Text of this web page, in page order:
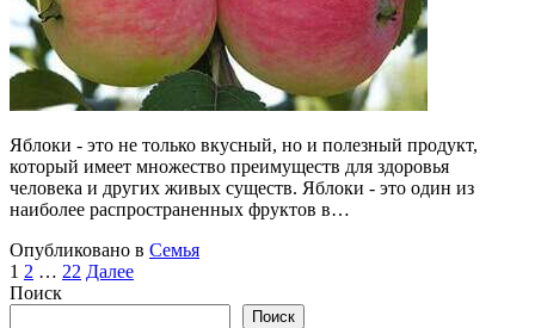
Яблоки - это не только вкусный, но и полезный продукт,
который имеет множество преимуществ для здоровья
человека и других живых существ. Яблоки - это один из
наиболее распространенных фруктов в…
Опубликовано в Семья
Пагинация
записей
1 2 … 22 Далее
Поиск
Поиск